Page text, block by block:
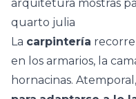
La carpintería recorre
en los armarios, la
hornacinas.